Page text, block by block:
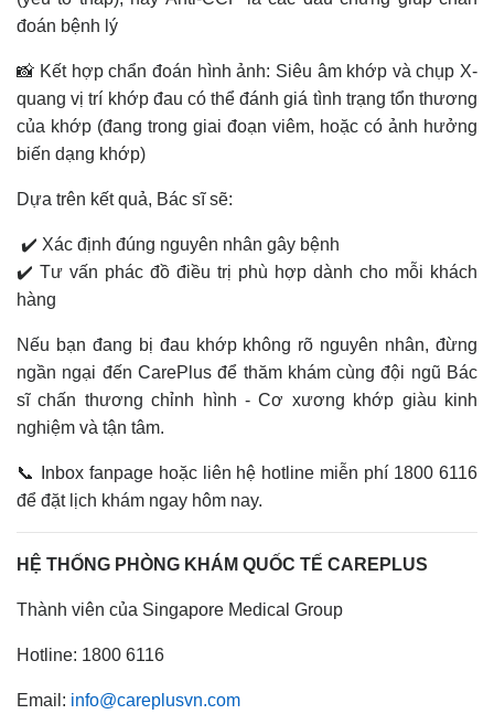
đoán bệnh lý
📸 Kết hợp chẩn đoán hình ảnh: Siêu âm khớp và chụp X-
quang vị trí khớp đau có thể đánh giá tình trạng tổn thương
của khớp (đang trong giai đoạn viêm, hoặc có ảnh hưởng
biến dạng khớp)
Dựa trên kết quả, Bác sĩ sẽ:
✔️ Xác định đúng nguyên nhân gây bệnh
✔️ Tư vấn phác đồ điều trị phù hợp dành cho mỗi khách
hàng
Nếu bạn đang bị đau khớp không rõ nguyên nhân, đừng
ngần ngại đến CarePlus để thăm khám cùng đội ngũ Bác
sĩ chấn thương chỉnh hình - Cơ xương khớp giàu kinh
nghiệm và tận tâm.
📞 Inbox fanpage hoặc liên hệ hotline miễn phí 1800 6116
để đặt lịch khám ngay hôm nay.
HỆ THỐNG PHÒNG KHÁM QUỐC TẾ CAREPLUS
Thành viên của Singapore Medical Group
Hotline: 1800 6116
Email: info@careplusvn.com